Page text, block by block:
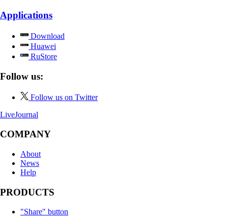
Applications
Download
Huawei
RuStore
Follow us:
Follow us on Twitter
LiveJournal
COMPANY
About
News
Help
PRODUCTS
"Share" button